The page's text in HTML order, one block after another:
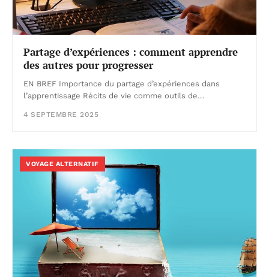
Partage d’expériences : comment apprendre
des autres pour progresser
EN BREF Importance du partage d’expériences dans
l’apprentissage Récits de vie comme outils de…
4 SEPTEMBRE 2025
VOYAGE ALTERNATIF